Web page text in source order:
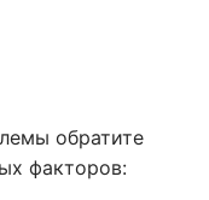
обратите
факторов: